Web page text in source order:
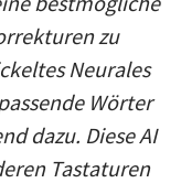
zu
Neurales
Wörter
dazu. Diese AI
Tastaturen